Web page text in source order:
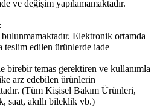
ve değişim yapılamamaktadır.
Elektronik ortamda
teslim edilen ürünlerde iade
birebir temas gerektiren ve kullanımla
arz edebilen ürünlerin
(Tüm Kişisel Bakım Ürünleri,
saat, akıllı bileklik vb.)